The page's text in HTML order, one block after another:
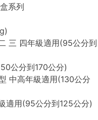
系列
三 四年級適用(95公分到
公分到170公分)
中高年級適用(130公分
適用(95公分到125公分)